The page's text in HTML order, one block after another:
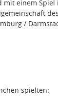
mit einem Spiel
/
spielten: